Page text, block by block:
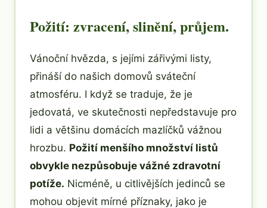
Požití: zvracení, slinění, průjem.
Vánoční hvězda, s jejími zářivými listy,
přináší do našich domovů sváteční
atmosféru. I když se traduje, že je
jedovatá, ve skutečnosti nepředstavuje pro
lidi a většinu domácích mazlíčků vážnou
hrozbu. Požití menšího množství listů
obvykle nezpůsobuje vážné zdravotní
potíže. Nicméně, u citlivějších jedinců se
mohou objevit mírné příznaky, jako je